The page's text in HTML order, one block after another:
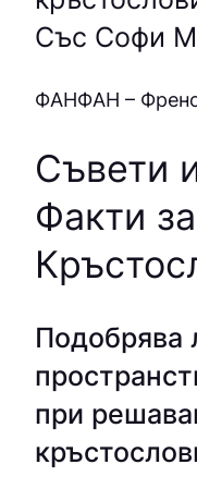
Със Софи
ФAНФAН –
Съвети
Факти за
Подобрява
при